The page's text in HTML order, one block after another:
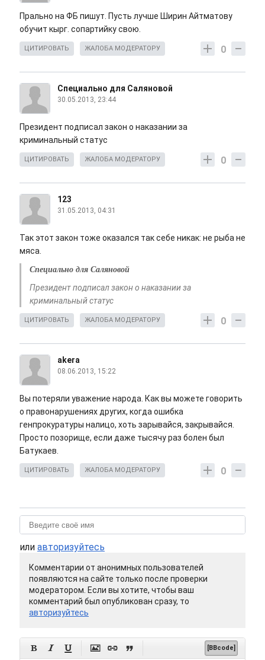
Прально на ФБ пишут. Пусть лучше Ширин Айтматову
обучит кырг. сопартийку свою.
0
ЦИТИРОВАТЬ ЖАЛОБА МОДЕРАТОРУ
Специально для Саляновой
30.05.2013, 23:44
Президент подписал закон о наказании за
криминальный статус
0
ЦИТИРОВАТЬ ЖАЛОБА МОДЕРАТОРУ
123
31.05.2013, 04:31
Так этот закон тоже оказался так себе никак: не рыба не
мяса.
Специально для Саляновой
Президент подписал закон о наказании за
криминальный статус
0
ЦИТИРОВАТЬ ЖАЛОБА МОДЕРАТОРУ
akera
08.06.2013, 15:22
Вы потеряли уважение народа. Как вы можете говорить
о правонарушениях других, когда ошибка
генпрокуратуры налицо, хоть зарывайся, закрывайся.
Просто позорище, если даже тысячу раз болен был
Батукаев.
0
ЦИТИРОВАТЬ ЖАЛОБА МОДЕРАТОРУ
или авторизуйтесь
Комментарии от анонимных пользователей
появляются на сайте только после проверки
модератором. Если вы хотите, чтобы ваш
комментарий был опубликован сразу, то
авторизуйтесь
      [BBcode]